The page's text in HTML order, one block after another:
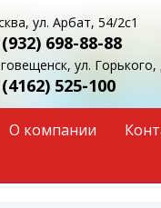
ул. Арбат, 54/2с1
698-88-88
ул. Горького,
525-100
О компании